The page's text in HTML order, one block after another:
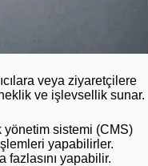
veya ziyaretçilere
ve işlevsellik sunar.
sistemi (CMS)
yapabilirler.
yapabilir.